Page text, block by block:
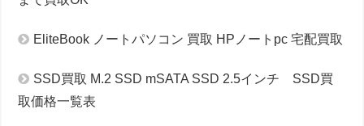
EliteBook ノートパソコン 買取 HPノートpc 宅配買取
SSD買取 M.2 SSD mSATA SSD 2.5インチ SSD買
取価格一覧表